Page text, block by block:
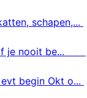
schapen,...
je nooit be...
begin Okt o...